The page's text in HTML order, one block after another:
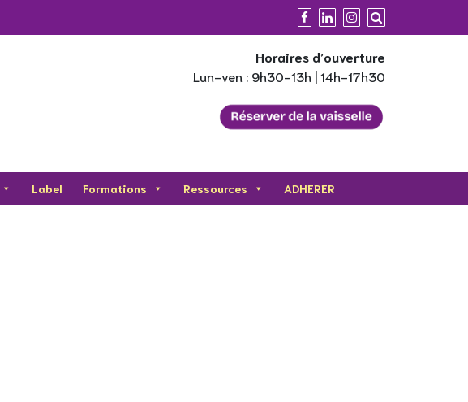
Horaires d’ouverture
Lun-ven : 9h30-13h | 14h-17h30
Label Formations Ressources ADHERER